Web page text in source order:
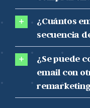
¿Cuántos
secuencia
¿Se puede
email con